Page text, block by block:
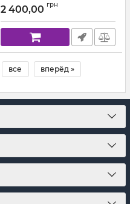
2 400,00 грн
все вперёд »